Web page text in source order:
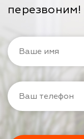
перезвоним!